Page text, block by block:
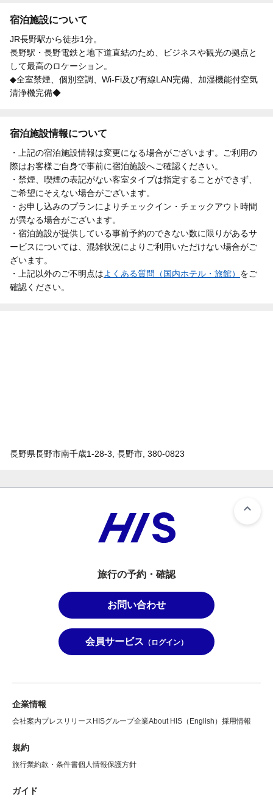
宿泊施設について
JR長野駅から徒歩1分。
長野駅・長野電鉄と地下道直結のため、ビジネスや観光の拠点と
して最高のロケーション。
◆全室禁煙、個別空調、Wi-Fi及び有線LAN完備、加湿機能付空気
清浄機完備◆
宿泊施設情報について
・上記の宿泊施設情報は変更になる場合がございます。ご利用の
際はお客様ご自身で事前に宿泊施設へご確認ください。
・禁煙、喫煙の表記がない客室タイプは指定することができず、
ご希望にそえない場合がございます。
・お申し込みのプランによりチェックイン・チェックアウト時間
が異なる場合がございます。
・宿泊施設が提供している事前予約のできない数に限りがあるサ
ービスについては、混雑状況によりご利用いただけない場合がご
ざいます。
・上記以外のご不明点はよくある質問（国内ホテル・旅館） をご
確認ください。
長野県長野市南千歳1-28-3, 長野市, 380-0823
旅行の予約・確認
お問い合わせ
会員サービス （ログイン）
企業情報
会社案内プレスリリース HISグループ企業About HIS（English） 採用情報
規約
旅行業約款・条件書個人情報保護方針
ガイド